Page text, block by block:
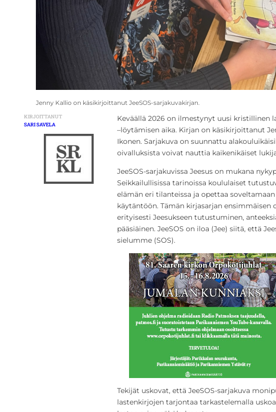
Jenny Kallio on käsikirjoittanut JeeSOS-sarjakuvakirjan.
KIRJOITTANUT
SARI SAVELA
Keväällä 2026 on ilmestynyt uusi kristillinen
–löytämisen aika. Kirjan on käsikirjoittanut
Ikonen. Sarjakuva on suunnattu
oivalluksista voivat nauttia kaikenikäiset
JeeSOS-sarjakuvissa Jeesus on mukana
Seikkailullisissa tarinoissa koululaiset
elämän eri tilanteissa ja opettaa
käytäntöön. Tämän kirjasarjan ensimmäisen
erityisesti Jeesukseen tutustuminen,
pääsiäinen. JeeSOS on iloa (Jee) siitä, että
sielumme (SOS).
Tekijät uskovat, että JeeSOS-sarjakuva
lastenkirjojen tarjontaa tarkastelemalla